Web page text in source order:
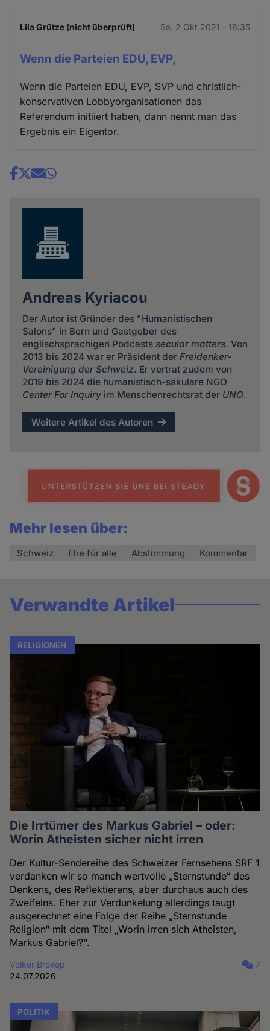
Lila Grütze (nicht überprüft) Sa. 2 Okt 2021 - 16:35
Wenn die Parteien EDU, EVP,
Wenn die Parteien EDU, EVP, SVP und christlich-
konservativen Lobbyorganisationen das
Referendum initiiert haben, dann nennt man das
Ergebnis ein Eigentor.
Share
Andreas Kyriacou
Der Autor ist Gründer des "Humanistischen
Salons" in Bern und Gastgeber des
englischsprachigen Podcasts secular matters. Von
2013 bis 2024 war er Präsident der Freidenker-
Vereinigung der Schweiz. Er vertrat zudem von
2019 bis 2024 die humanistisch-säkulare NGO
Center For Inquiryim Menschenrechtsrat der UNO.
Weitere Artikel des Autoren
Mehr lesen über:
Schweiz Ehe für alle Abstimmung Kommentar
Verwandte Artikel
RELIGIONEN
Die Irrtümer des Markus Gabriel – oder:
Worin Atheisten sicher nicht irren
Der Kultur-Sendereihe des Schweizer Fernsehens SRF 1
verdanken wir so manch wertvolle „Sternstunde“ des
Denkens, des Reflektierens, aber durchaus auch des
Zweifelns. Eher zur Verdunkelung allerdings taugt
ausgerechnet eine Folge der Reihe „Sternstunde
Religion“ mit dem Titel „Worin irren sich Atheisten,
Markus Gabriel?“.
Volker Brokop
24.07.2026
7
POLITIK